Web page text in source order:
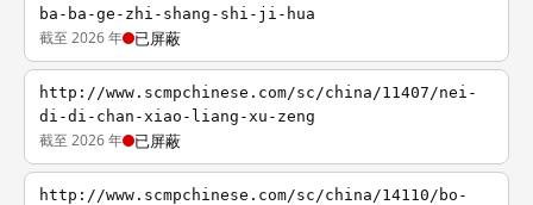
ba-ba-ge-zhi-shang-shi-ji-hua
截至 2026 年 已屏蔽
http://www.scmpchinese.com/sc/china/11407/nei-
di-di-chan-xiao-liang-xu-zeng
截至 2026 年 已屏蔽
http://www.scmpchinese.com/sc/china/14110/bo-